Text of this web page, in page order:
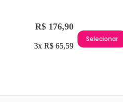
R$ 176,90
3x R$ 65,59
Selecionar